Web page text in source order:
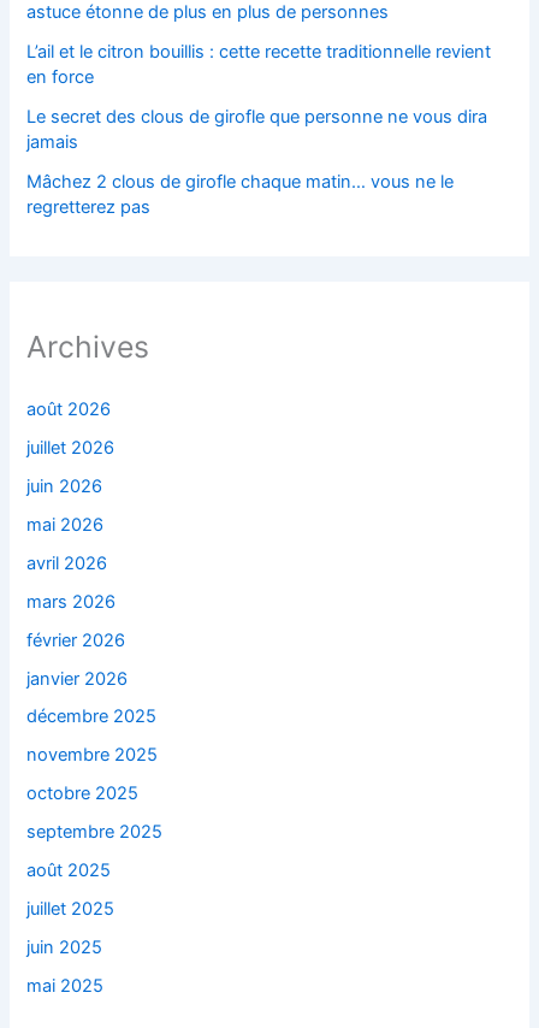
astuce étonne de plus en plus de personnes
L’ail et le citron bouillis : cette recette traditionnelle revient
en force
Le secret des clous de girofle que personne ne vous dira
jamais
Mâchez 2 clous de girofle chaque matin… vous ne le
regretterez pas
Archives
août 2026
juillet 2026
juin 2026
mai 2026
avril 2026
mars 2026
février 2026
janvier 2026
décembre 2025
novembre 2025
octobre 2025
septembre 2025
août 2025
juillet 2025
juin 2025
mai 2025